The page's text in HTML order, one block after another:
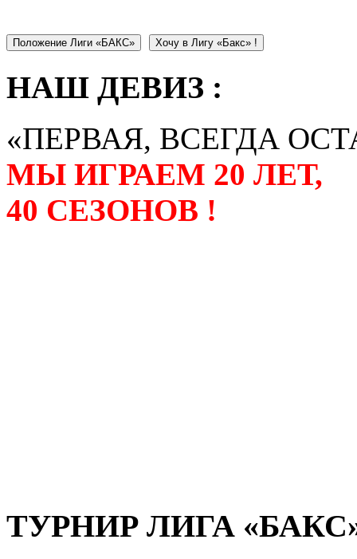
Положение Лиги «БАКС» Хочу в Лигу «Бакс» !
НАШ ДЕВИЗ :
«ПЕРВАЯ, ВСЕГДА
МЫ ИГРАЕМ 20 ЛЕТ,
40 СЕЗОНОВ !
ТУРНИР ЛИГА